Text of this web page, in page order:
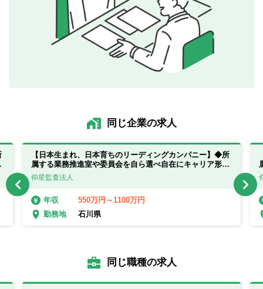
同じ企業の求人
【日本生まれ、日本育ちのリーディングカンパニー】◆所
属する業務推進室や委員会を自ら選べ自在にキャリア形成
が出来ます◆
仰星監査法人
年収
550万円～1100万円
勤務地
石川県
同じ職種の求人